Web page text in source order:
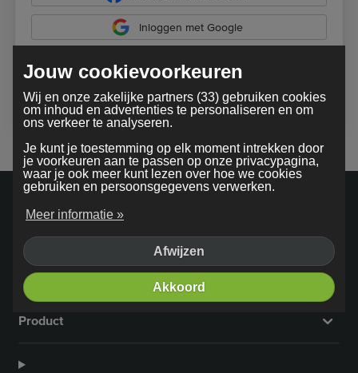
Inloggen met Google
algemene voorwaarden
Bedrijf
Product
Jouw cookievoorkeuren
Wij en onze zakelijke partners (33) gebruiken cookies
om inhoud en advertenties te personaliseren en om
ons verkeer te analyseren.
Je kunt je toestemming op elk moment intrekken door
je voorkeuren aan te passen op onze privacypagina,
waar je ook meer kunt lezen over hoe we cookies
gebruiken en persoonsgegevens verwerken.
Meer informatie »
Afwijzen
Akkoord